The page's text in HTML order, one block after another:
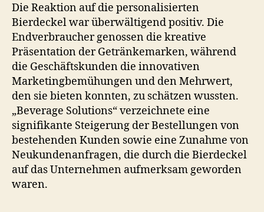
Die Reaktion auf die personalisierten
Bierdeckel war überwältigend positiv. Die
Endverbraucher genossen die kreative
Präsentation der Getränkemarken, während
die Geschäftskunden die innovativen
Marketingbemühungen und den Mehrwert,
den sie bieten konnten, zu schätzen wussten.
„Beverage Solutions“ verzeichnete eine
signifikante Steigerung der Bestellungen von
bestehenden Kunden sowie eine Zunahme von
Neukundenanfragen, die durch die Bierdeckel
auf das Unternehmen aufmerksam geworden
waren.